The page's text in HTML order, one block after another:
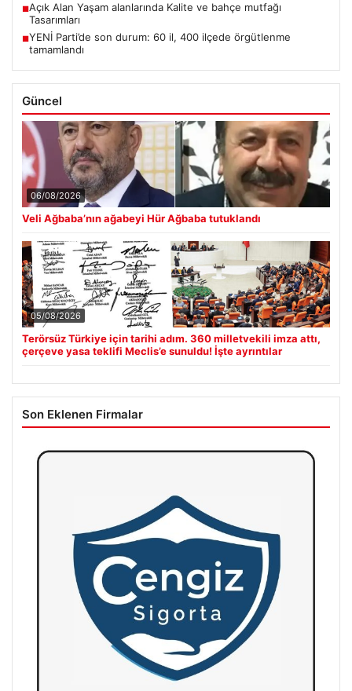
■Açık Alan Yaşam alanlarında Kalite ve bahçe mutfağı
Tasarımları
■YENİ Parti’de son durum: 60 il, 400 ilçede örgütlenme
tamamlandı
Güncel
06/08/2026
Veli Ağbaba’nın ağabeyi Hür Ağbaba tutuklandı
05/08/2026
Terörsüz Türkiye için tarihi adım. 360 milletvekili imza attı,
çerçeve yasa teklifi Meclis’e sunuldu! İşte ayrıntılar
Son Eklenen Firmalar